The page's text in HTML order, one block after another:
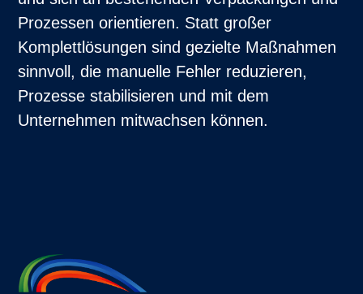
Prozessen orientieren. Statt großer
Komplettlösungen sind gezielte Maßnahmen
sinnvoll, die manuelle Fehler reduzieren,
Prozesse stabilisieren und mit dem
Unternehmen mitwachsen können.